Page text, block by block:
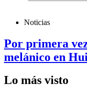
Noticias
Por primera
melánico en
Lo más visto